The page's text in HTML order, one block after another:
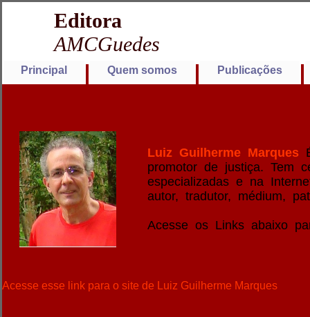
Editora
AMCGuedes
Principal Quem somos Publicações
Luiz Guilherme Marques
promotor de justiça. Tem
especializadas e na
autor, tradutor, médium,
Acesse os Links abaixo
Acesse esse link para o site de Luiz Guilherme Marques